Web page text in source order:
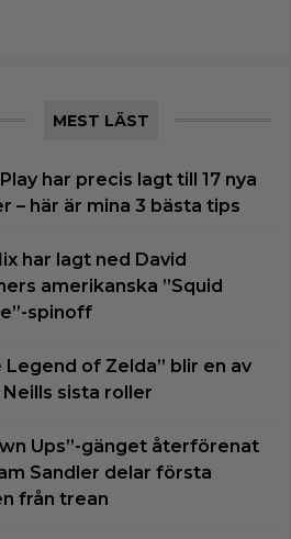
MEST LÄST
har precis lagt till 17 nya
– här är mina 3 bästa tips
har lagt ned David
amerikanska ”Squid
spinoff
Legend of Zelda” blir en av
Neills sista roller
Ups”-gänget återförenat
Sandler delar första
från trean